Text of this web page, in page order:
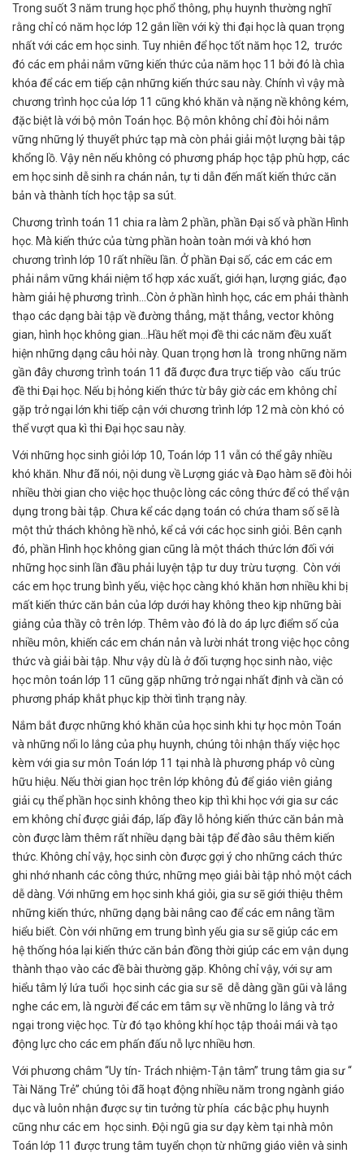
Trong suốt 3 năm trung học phổ thông, phụ huynh thường nghĩ
rằng chỉ có năm học lớp 12 gắn liền với kỳ thi đại học là quan trọng
nhất với các em học sinh. Tuy nhiên để học tốt năm học 12, trước
đó các em phải nắm vững kiến thức của năm học 11 bởi đó là chìa
khóa để các em tiếp cận những kiến thức sau này. Chính vì vậy mà
chương trình học của lớp 11 cũng khó khăn và nặng nề không kém,
đặc biệt là với bộ môn Toán học. Bộ môn không chỉ đòi hỏi nắm
vững những lý thuyết phức tạp mà còn phải giải một lượng bài tập
khổng lồ. Vậy nên nếu không có phương pháp học tập phù hợp, các
em học sinh dễ sinh ra chán nản, tự ti dẫn đến mất kiến thức căn
bản và thành tích học tập sa sút.
Chương trình toán 11 chia ra làm 2 phần, phần Đại số và phần Hình
học. Mà kiến thức của từng phần hoàn toàn mới và khó hơn
chương trình lớp 10 rất nhiều lần. Ở phần Đại số, các em các em
phải nắm vững khái niệm tổ hợp xác xuất, giới hạn, lượng giác, đạo
hàm giải hệ phương trình…Còn ở phần hình học, các em phải thành
thạo các dạng bài tập về đường thẳng, mặt thẳng, vector không
gian, hình học không gian…Hầu hết mọi đề thi các năm đều xuất
hiện những dạng câu hỏi này. Quan trọng hơn là trong những năm
gần đây chương trình toán 11 đã được đưa trực tiếp vào cấu trúc
đề thi Đại học. Nếu bị hỏng kiến thức từ bây giờ các em không chỉ
gặp trở ngại lớn khi tiếp cận với chương trình lớp 12 mà còn khó có
thể vượt qua kì thi Đại học sau này.
Với những học sinh giỏi lớp 10, Toán lớp 11 vẫn có thể gây nhiều
khó khăn. Như đã nói, nội dung về Lượng giác và Đạo hàm sẽ đòi hỏi
nhiều thời gian cho việc học thuộc lòng các công thức để có thể vận
dụng trong bài tập. Chưa kể các dạng toán có chứa tham số sẽ là
một thử thách không hề nhỏ, kể cả với các học sinh giỏi. Bên cạnh
đó, phần Hình học không gian cũng là một thách thức lớn đối với
những học sinh lần đầu phải luyện tập tư duy trừu tượng. Còn với
các em học trung bình yếu, việc học càng khó khăn hơn nhiều khi bị
mất kiến thức căn bản của lớp dưới hay không theo kịp những bài
giảng của thầy cô trên lớp. Thêm vào đó là do áp lực điểm số của
nhiều môn, khiến các em chán nản và lười nhát trong việc học công
thức và giải bài tập. Như vậy dù là ở đối tượng học sinh nào, việc
học môn toán lớp 11 cũng gặp những trở ngại nhất định và cần có
phương pháp khắt phục kịp thời tình trạng này.
Nắm bắt được những khó khăn của học sinh khi tự học môn Toán
và những nổi lo lắng của phụ huynh, chúng tôi nhận thấy việc học
kèm với gia sư môn Toán lớp 11 tại nhà là phương pháp vô cùng
hữu hiệu. Nếu thời gian học trên lớp không đủ để giáo viên giảng
giải cụ thể phần học sinh không theo kịp thì khi học với gia sư các
em không chỉ được giải đáp, lấp đầy lỗ hỏng kiến thức căn bản mà
còn được làm thêm rất nhiều dạng bài tập để đào sâu thêm kiến
thức. Không chỉ vậy, học sinh còn được gợi ý cho những cách thức
ghi nhớ nhanh các công thức, những mẹo giải bài tập nhỏ một cách
dễ dàng. Với những em học sinh khá giỏi, gia sư sẽ giới thiệu thêm
những kiến thức, những dạng bài nâng cao để các em nâng tầm
hiểu biết. Còn với những em trung bình yếu gia sư sẽ giúp các em
hệ thống hóa lại kiến thức căn bản đồng thời giúp các em vận dụng
thành thạo vào các đề bài thường gặp. Không chỉ vậy, với sự am
hiểu tâm lý lứa tuổi học sinh các gia sư sẽ dễ dàng gần gũi và lắng
nghe các em, là người để các em tâm sự về những lo lắng và trở
ngại trong việc học. Từ đó tạo không khí học tập thoải mái và tạo
động lực cho các em phấn đấu nỗ lực nhiều hơn.
Với phương châm “Uy tín- Trách nhiệm-Tận tâm” trung tâm gia sư “
Tài Năng Trẻ” chúng tôi đã hoạt động nhiều năm trong ngành giáo
dục và luôn nhận được sự tin tưởng từ phía các bậc phụ huynh
cũng như các em học sinh. Đội ngũ gia sư dạy kèm tại nhà môn
Toán lớp 11 được trung tâm tuyển chọn từ những giáo viên và sinh